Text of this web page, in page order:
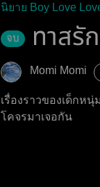
นิยาย Boy Love
จบ ทาสรั
Momi Momi
เรื่องราวของเด็กห
โคจรมาเจอกัน